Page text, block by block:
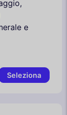
e
Seleziona